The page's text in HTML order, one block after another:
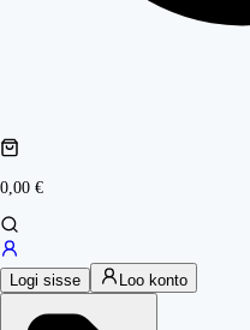
0,00 €
Logi sisse Loo konto